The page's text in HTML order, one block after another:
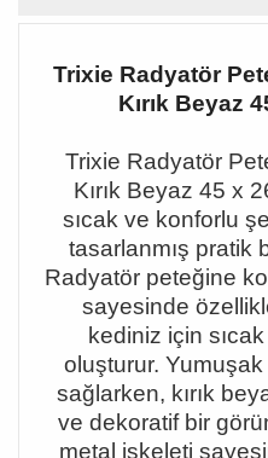
Trixie Radyatör
Kırık Beyaz
Trixie Radyatör
Kırık Beyaz 45 x
sıcak ve konforlu ş
tasarlanmış pratik
Radyatör peteğine
sayesinde ö
kediniz için sıcak
oluşturur. Yumuşak
sağ larken, kırık
ve dekoratif bir görü
metal iskeleti